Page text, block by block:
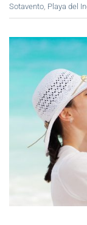
Sotavento, Playa del